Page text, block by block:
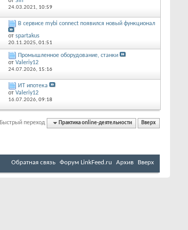
24.03.2021, 10:59
В сервисе mybi connect появился новый функционал
от spartakus
20.11.2025, 01:51
Промышленное оборудование, станки
от Valeriy12
24.07.2026, 15:16
ИТ ипотека
от Valeriy12
16.07.2026, 09:18
Быстрый переход Практика online-деятельности Вверх
Обратная связь Форум LinkFeed.ru Архив Вверх